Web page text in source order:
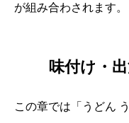
が組み合わされます。
味付け・
この章では「うどん